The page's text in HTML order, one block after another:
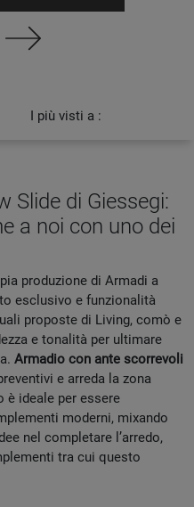
I più visti a :
Slide di Giessegi:
a noi con uno dei
produzione di Armadi a
esclusivo e funzionalità
proposte di Living, comò e
e tonalità per ultimare
Armadio con ante scorrevoli
e arreda la zona
è ideale per essere
moderni, mixando
nel completare l’arredo,
tra cui questo